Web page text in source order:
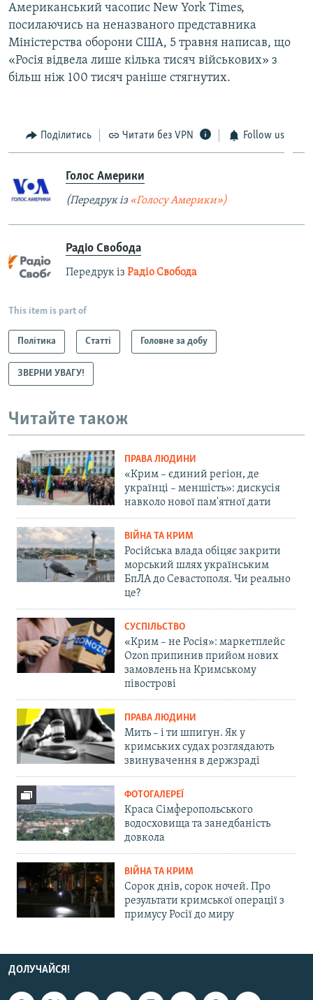
Американський часопис New York Times,
посилаючись на неназваного представника
Міністерства оборони США, 5 травня написав, що
«Росія відвела лише кілька тисяч військових» з
більш ніж 100 тисяч раніше стягнутих.
Поділитись Читати без VPN Follow us
Голос Америки
(Передрук із «Голосу Америки»)
Радіо Свобода
Передрук із Радіо Свобода
This item is part of
Політика Статті Головне за добу
ЗВЕРНИ УВАГУ!
Читайте також
ПРАВА ЛЮДИНИ
«Крим – єдиний регіон, де
українці – меншість»: дискусія
навколо нової пам'ятної дати
ВІЙНА ТА КРИМ
Російська влада обіцяє закрити
морський шлях українським
БпЛА до Севастополя. Чи реально
це?
СУСПІЛЬСТВО
«Крим – не Росія»: маркетплейс
Ozon припинив прийом нових
замовлень на Кримському
півострові
ПРАВА ЛЮДИНИ
Мить – і ти шпигун. Як у
кримських судах розглядають
звинувачення в держзраді
ФОТОГАЛЕРЕЇ
Краса Сімферопольського
водосховища та занедбаність
довкола
ВІЙНА ТА КРИМ
Сорок днів, сорок ночей. Про
результати кримської операції з
примусу Росії до миру
ДОЛУЧАЙСЯ!